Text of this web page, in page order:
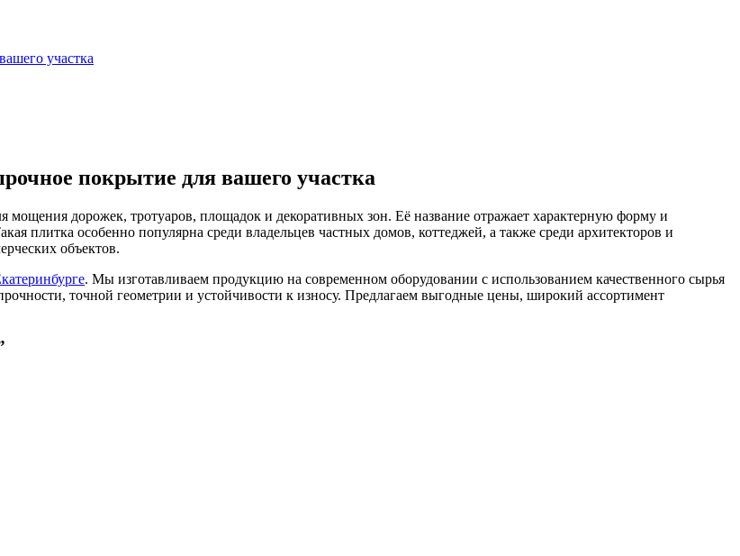
участка
покрытие для вашего участка
мощения дорожек, тротуаров, площадок и декоративных зон. Её название отражает характерную форму и
плитка особенно популярна среди владельцев частных домов, коттеджей, а также среди архитекторов и
объектов.
. Мы изготавливаем продукцию на современном оборудовании с использованием качественного сырья
точной геометрии и устойчивости к износу. Предлагаем выгодные цены, широкий ассортимент